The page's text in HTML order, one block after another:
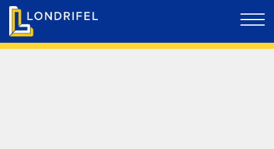
PRODUTOS PARA LOCAÇÃO